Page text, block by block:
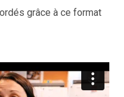
grâce à ce format